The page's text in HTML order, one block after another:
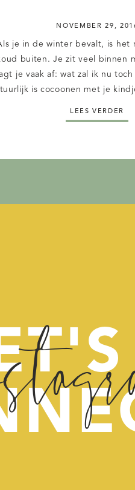
NOVEMBER 29,
je in de winter bevalt, is het
buiten. Je zit veel binnen
je vaak af: wat zal ik nu
is cocoonen met je
Maar op een gegeven
LEES VERDER